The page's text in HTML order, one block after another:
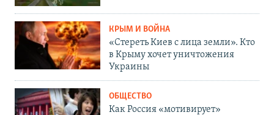
КРЫМ И ВОЙНА
«Стереть Киев с лица земли». Кто
в Крыму хочет уничтожения
Украины
ОБЩЕСТВО
Как Россия «мотивирует»